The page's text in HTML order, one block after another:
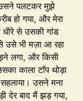
उसने पलटकर मुझे
हो गया, और मेरा
से उसकी गांड
उसे भी मज़ा आ रहा
लगा, और किसी
काला टॉप थोड़ा
उसने मना
देर बाद मैं झड़ गया,